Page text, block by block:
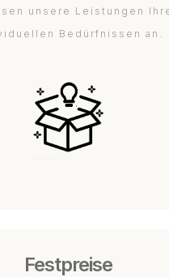
unsere Leistungen
Bedürfnissen an.
Festpreise